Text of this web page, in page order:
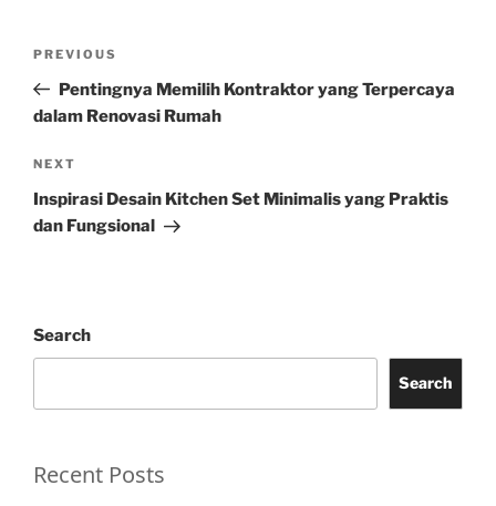
Previous
Post
PREVIOUS
Pentingnya Memilih Kontraktor yang Terpercaya
dalam Renovasi Rumah
Next
Post
NEXT
Inspirasi Desain Kitchen Set Minimalis yang Praktis
dan Fungsional
Search
Search
Recent Posts